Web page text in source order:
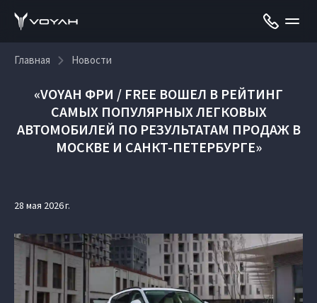
Главная Новости
«VOYAH ФРИ / FREE ВОШЕЛ В РЕЙТИНГ
САМЫХ ПОПУЛЯРНЫХ ЛЕГКОВЫХ
АВТОМОБИЛЕЙ ПО РЕЗУЛЬТАТАМ ПРОДАЖ В
МОСКВЕ И САНКТ-ПЕТЕРБУРГЕ»
28 мая 2026 г.